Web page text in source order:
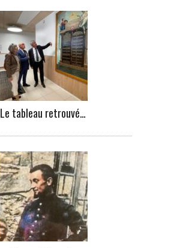
Le tableau retrouvé…